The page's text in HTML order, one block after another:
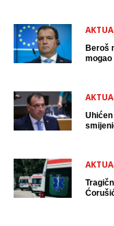
Beroš
mogao